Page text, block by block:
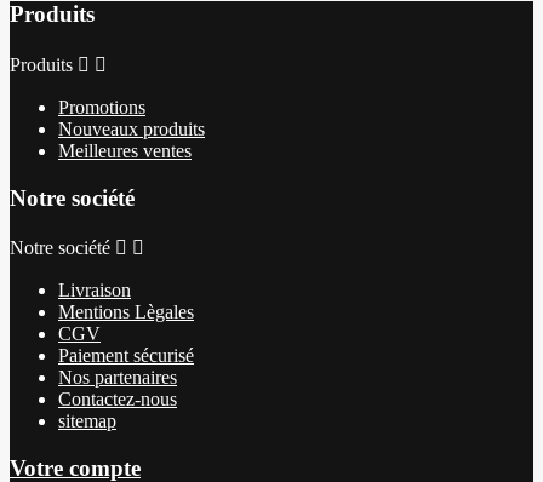
Produits
Produits  
Promotions
Nouveaux produits
Meilleures ventes
Notre société
Notre société  
Livraison
Mentions Lègales
CGV
Paiement sécurisé
Nos partenaires
Contactez-nous
sitemap
Votre compte